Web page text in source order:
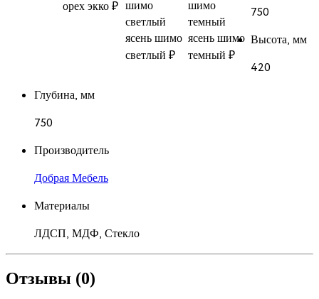
орех экко₽
ясень шимо
светлый ₽
ясень шимо
темный ₽
750
Высота, мм
420
Глубина, мм
750
Производитель
Добрая Мебель
Материалы
ЛДСП, МДФ, Стекло
Отзывы (0)